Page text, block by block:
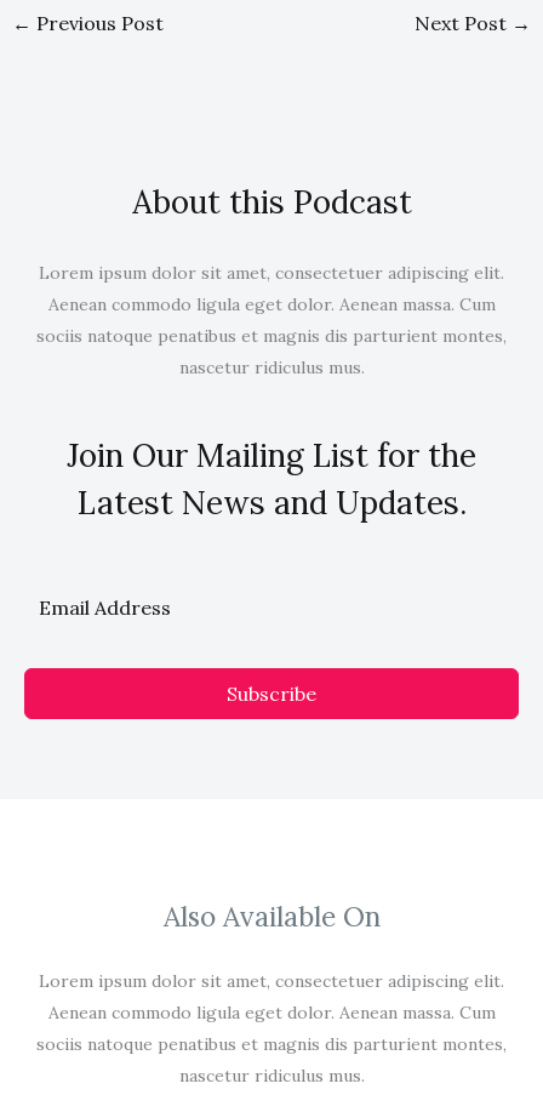
← Previous Post Next Post →
About this Podcast
Lorem ipsum dolor sit amet, consectetuer adipiscing elit.
Aenean commodo ligula eget dolor. Aenean massa. Cum
sociis natoque penatibus et magnis dis parturient montes,
nascetur ridiculus mus.
Join Our Mailing List for the
Latest News and Updates.
Subscribe
Also Available On
Lorem ipsum dolor sit amet, consectetuer adipiscing elit.
Aenean commodo ligula eget dolor. Aenean massa. Cum
sociis natoque penatibus et magnis dis parturient montes,
nascetur ridiculus mus.